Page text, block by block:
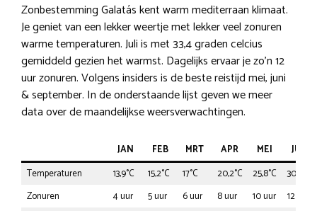
Zonbestemming Galatás kent warm mediterraan klimaat.
Je geniet van een lekker weertje met lekker veel zonuren
warme temperaturen. Juli is met 33,4 graden celcius
gemiddeld gezien het warmst. Dagelijks ervaar je zo’n 12
uur zonuren. Volgens insiders is de beste reistijd mei, juni
& september. In de onderstaande lijst geven we meer
data over de maandelijkse weersverwachtingen.
JAN FEB MRT APR MEI
JUN
Temperaturen
13,9°C 15,2°C 17°C 20,2°C 25,8°C
30,8°C
Zonuren
4 uur 5 uur 6 uur 8 uur 10 uur 12 uur